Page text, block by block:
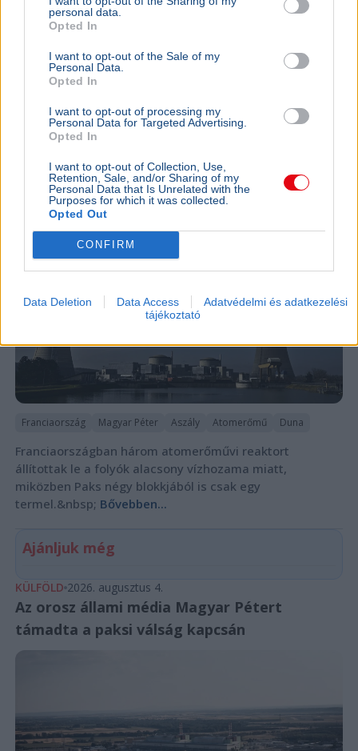
personal data.
Opted In
I want to opt-out of the Sale of my
Personal Data.
Opted In
I want to opt-out of processing my
Personal Data for Targeted Advertising.
Opted In
I want to opt-out of Collection, Use,
Retention, Sale, and/or Sharing of my
Personal Data that Is Unrelated with the
Purposes for which it was collected.
Opted Out
CONFIRM
Data Deletion Data Access
Adatvédelmi és adatkezelési
tájékoztató
kapott
mondta le sepsiszentgyörgyi fellépését, a zenész
feljelentést tesz, a Sic Feszt szervezői is elítélték
az ese...
nem
a kormány
KÜLFÖLD 2026. augusztus 4.
Franciaországban is három reaktort
állítottak le a hőség miatt
Franciaország Magyar Péter Aszály Atomerőmű Duna
Franciaországban három atomerőművi reaktort
állítottak le a folyók alacsony vízhozama miatt,
miközben Paks négy blokkjából is csak egy
termel.&nbsp; Bővebben...
Ajánljuk még
KÜLFÖLD 2026. augusztus 4.
Az orosz állami média Magyar Pétert
támadta a paksi válság kapcsán